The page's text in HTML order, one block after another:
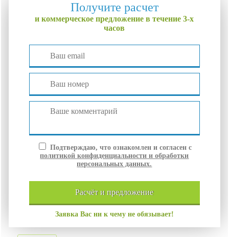
Получите расчет
и коммерческое предложение в течение 3-х
часов
Подтверждаю, что ознакомлен и согласен с
политикой конфиденциальности и обработки
персональных данных.
расчёт ипредложение
Заявка Вас ни к чему не обязывает!